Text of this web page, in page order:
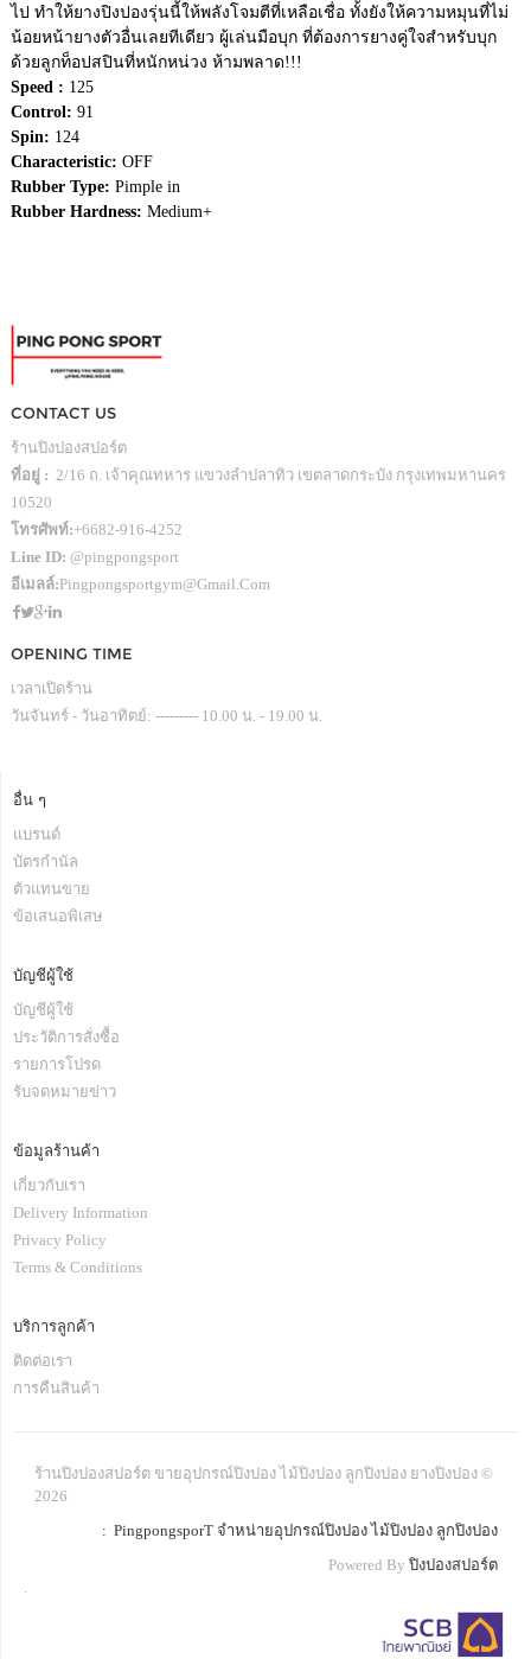
ไป ทำให้ยางปิงปองรุ่นนี้ให้พลังโจมตีที่เหลือเชื่อ ทั้งยังให้ความหมุนที่ไม่
น้อยหน้ายางตัวอื่นเลยทีเดียว ผู้เล่นมือบุก ที่ต้องการยางคู่ใจสำหรับบุก
ด้วยลูกท็อปสปินที่หนักหน่วง ห้ามพลาด!!!
Speed : 125
Control: 91
Spin: 124
Characteristic: OFF
Rubber Type: Pimple in
Rubber Hardness: Medium+
CONTACT US
ร้านปิงปองสปอร์ต
ที่อยู่ : 2/16 ถ. เจ้าคุณทหาร แขวงลำปลาทิว เขตลาดกระบัง กรุงเทพมหานคร
10520
โทรศัพท์:+6682-916-4252
Line ID: @pingpongsport
อีเมลล์:Pingpongsportgym@gmail.com
OPENING TIME
เวลาเปิดร้าน
วันจันทร์ - วันอาทิตย์: --------- 10.00 น. - 19.00 น.
อื่น ๆ
แบรนด์
บัตรกำนัล
ตัวแทนขาย
ข้อเสนอพิเสษ
บัญชีผู้ใช้
บัญชีผู้ใช้
ประวัติการสั่งซื้อ
รายการโปรด
รับจดหมายข่าว
ข้อมูลร้านค้า
เกี่ยวกับเรา
Delivery Information
Privacy Policy
Terms & Conditions
บริการลูกค้า
ติดต่อเรา
การคืนสินค้า
ร้านปิงปองสปอร์ต ขายอุปกรณ์ปิงปอง ไม้ปิงปอง ลูกปิงปอง ยางปิงปอง ©
2026
: PingpongsporT จำหน่ายอุปกรณ์ปิงปอง ไม้ปิงปอง ลูกปิงปอง
Powered By ปิงปองสปอร์ต
.